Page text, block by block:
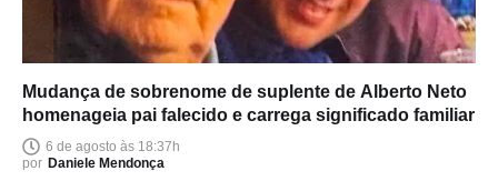
Mudança de sobrenome de suplente de Alberto Neto
homenageia pai falecido e carrega significado familiar
6 de agosto às 18:37h
por Daniele Mendonça